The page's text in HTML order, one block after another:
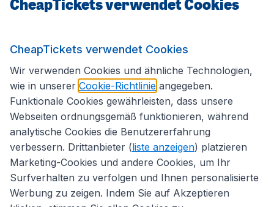
Internationale Webseiten
Folgen Sie uns:
CheapTickets verwendet Cookies
Wir verwenden Cookies und ähnliche Technologien,
wie in unserer Cookie-Richtlinie angegeben.
Funktionale Cookies gewährleisten, dass unsere
Webseiten ordnungsgemäß funktionieren, während
analytische Cookies die Benutzererfahrung
verbessern. Drittanbieter (liste anzeigen) platzieren
Marketing-Cookies und andere Cookies, um Ihr
Surfverhalten zu verfolgen und Ihnen personalisierte
Werbung zu zeigen. Indem Sie auf Akzeptieren